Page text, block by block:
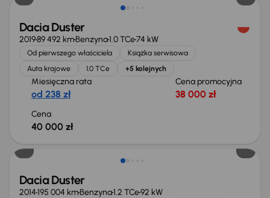
Dacia Duster
201989 492 kmBenzyna1.0 TCe74 kW
Od pierwszego właściciela
Książka serwisowa
Auta krajowe
1.0 TCe +5 kolejnych
Miesięczna rata
od 238 zł
Cena promocyjna
38 000 zł
Cena
40 000 zł
Dacia Duster
2014195 004 kmBenzyna1.2 TCe92 kW